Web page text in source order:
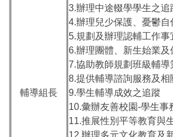
輔導組長
3.辦理中途輟學學生之追
4.辦理兒少保護、憂鬱
5.規劃及辦理認輔工作事
6.辦理團體、新生始業
7.協助教師規劃班級輔導
8.提供輔導諮詢服務及相
9.學生輔導成效之追蹤
10.彙辦友善校園-學生事
11.推展性別平等教育與